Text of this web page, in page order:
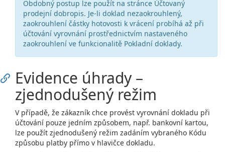
Obdobný postup lze použít na stránce Účtovaný
prodejní dobropis. Je-li doklad nezaokrouhlený,
zaokrouhlení částky hotovosti k vrácení probíhá až při
účtování vyrovnání prostřednictvím nastaveného
zaokrouhlení ve funkcionalitě Pokladní doklady.
Evidence úhrady –
zjednodušený režim
V případě, že zákazník chce provést vyrovnání dokladu při
účtování pouze jedním způsobem, např. bankovní kartou,
lze použít zjednodušený režim zadáním vybraného Kódu
způsobu platby přímo v hlavičce dokladu.